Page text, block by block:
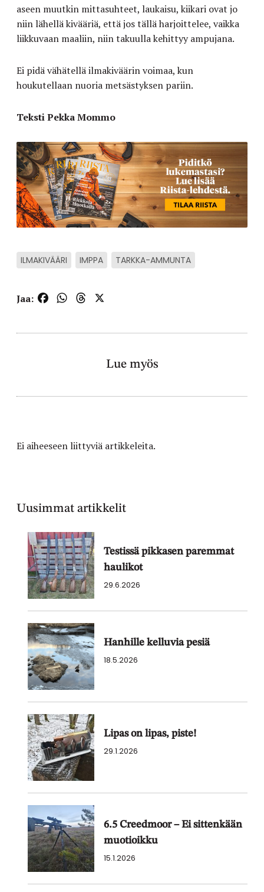
aseen muutkin mittasuhteet, laukaisu, kiikari ovat jo
niin lähellä kivääriä, että jos tällä harjoittelee, vaikka
liikkuvaan maaliin, niin takuulla kehittyy ampujana.
Ei pidä vähätellä ilmakiväärin voimaa, kun
houkutellaan nuoria metsästyksen pariin.
Teksti Pekka Mommo
ILMAKIVÄÄRI IMPPA TARKKA-AMMUNTA
Jaa: FacebookWhatsApp
Threads
Lue myös
Ei aiheeseen liittyviä artikkeleita.
Uusimmat artikkelit
Testissä pikkasen paremmat
haulikot
29.6.2026
Hanhille kelluvia pesiä
18.5.2026
Lipas on lipas, piste!
29.1.2026
6.5 Creedmoor – Ei sittenkään
muotioikku
15.1.2026